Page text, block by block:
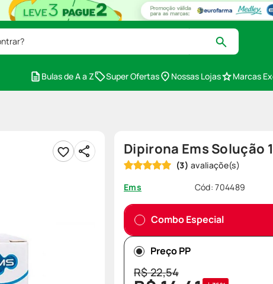
Bulas de A a Z Super Ofertas Nossas Lojas Marcas
Dipirona Ems Solução
(3)
Ems
Cód:704489
Combo Especial
Preço PP
R$22,54